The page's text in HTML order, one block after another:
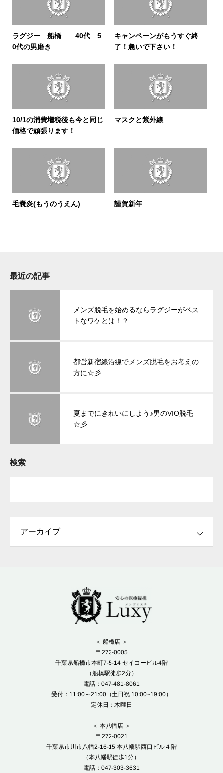
ラグジー 船橋 40代 5
0代の男磨き
キャンペーンがもうすぐ終
了！急いで下さい！
10/1の消費増税後も今と同じ
価格で頑張ります！
マスクと紫外線
毛嚢炎(もうのうえん) 謹賀新年
最近の記事
メンズ脱毛を始めるならラグジーがベス
トなワケとは！？
都営新宿線沿線でメンズ脱毛をお考えの
方に☆彡
夏までにきれいにしよう♪男のVIO脱毛
☆彡
検索
＜ 船橋店 ＞
〒273-0005
千葉県船橋市本町7-5-14 セイコービル4階
（船橋駅徒歩2分）
電話：047-481-8061
受付：11:00～21:00（土日祝 10:00~19:00）
定休日：木曜日
＜ 本八幡店 ＞
〒272-0021
千葉県市川市八幡2-16-15 本八幡駅西口ビル４階
（本八幡駅徒歩1分）
電話：047-303-3631